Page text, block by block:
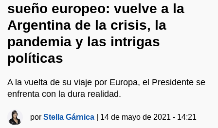
sueño europeo: vuelve a la
Argentina de la crisis, la
pandemia y las intrigas
políticas
A la vuelta de su viaje por Europa, el Presidente se
enfrenta con la dura realidad.
porStella Gárnica 14 de mayo de 2021 - 14:21